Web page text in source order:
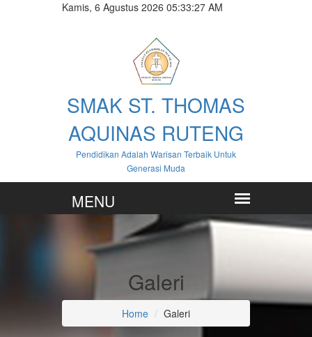
Kamis, 6 Agustus 2026 05:33:28 AM
SMAK ST. THOMAS
AQUINAS RUTENG
Pendidikan Adalah Warisan Terbaik Untuk
Generasi Muda
Galeri
Home Galeri